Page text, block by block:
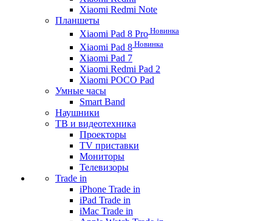
Xiaomi Redmi Note
Планшеты
Xiaomi Pad 8 Pro Новинка
Xiaomi Pad 8 Новинка
Xiaomi Pad 7
Xiaomi Redmi Pad 2
Xiaomi POCO Pad
Умные часы
Smart Band
Наушники
ТВ и видеотехника
Проекторы
TV приставки
Мониторы
Телевизоры
Trade in
iPhone Trade in
iPad Trade in
iMac Trade in